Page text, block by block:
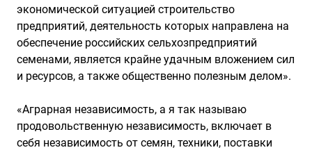
экономической ситуацией строительство
предприятий, деятельность которых направлена на
обеспечение российских сельхозпредприятий
семенами, является крайне удачным вложением сил
и ресурсов, а также общественно полезным делом».
«Аграрная независимость, а я так называю
продовольственную независимость, включает в
себя независимость от семян, техники, поставки